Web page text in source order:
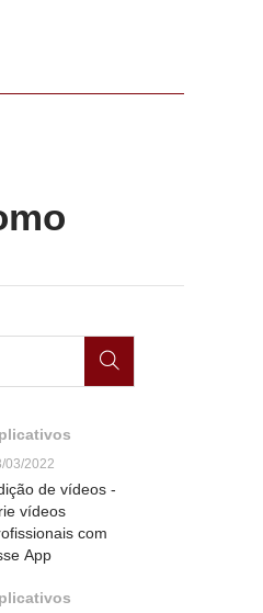
03/2022
de vídeos -
vídeos
com
App